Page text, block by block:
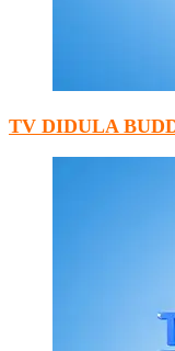
TV DIDULA